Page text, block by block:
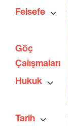
Felsefe
Göç
Çalışmaları
Hukuk
Tarih